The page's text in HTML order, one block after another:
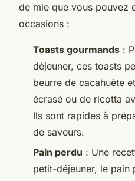
de mie que vous pouvez
occasions :
Toasts gourmands :
déjeuner, ces toasts
beurre de cacahuète
écrasé ou de ricotta
Ils sont rapides à
de saveurs.
Pain perdu : Une
petit-déjeuner, le pain